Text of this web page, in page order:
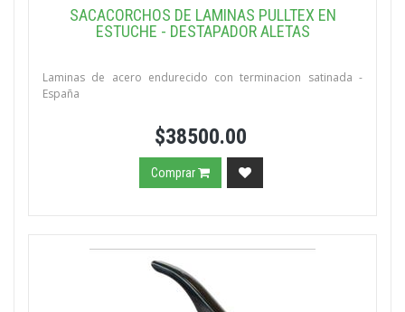
SACACORCHOS DE LAMINAS PULLTEX EN
ESTUCHE - DESTAPADOR ALETAS
Laminas de acero endurecido con terminacion satinada -
España
$38500.00
Comprar